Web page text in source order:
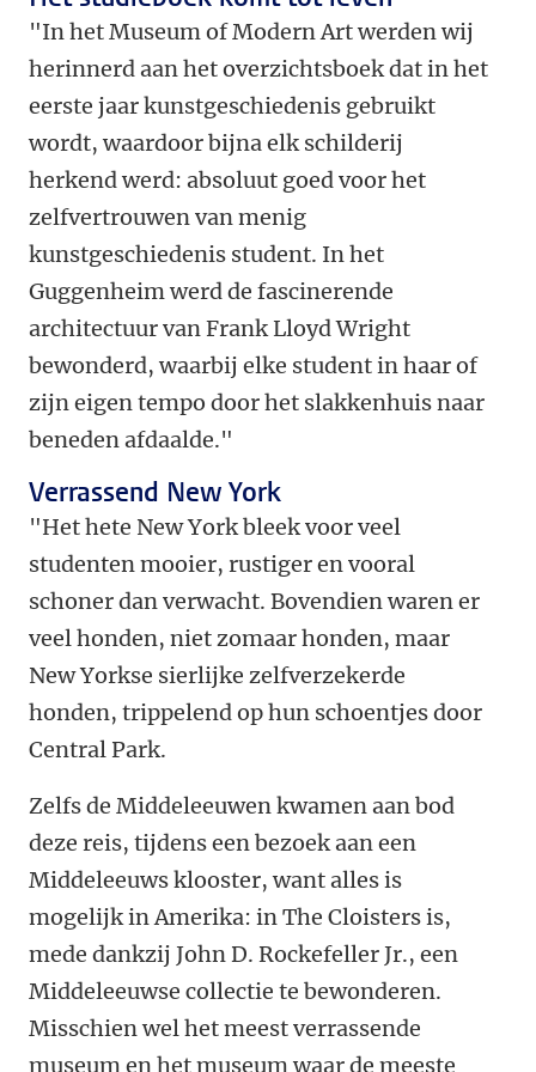
"In het Museum of Modern Art werden wij
herinnerd aan het overzichtsboek dat in het
eerste jaar kunstgeschiedenis gebruikt
wordt, waardoor bijna elk schilderij
herkend werd: absoluut goed voor het
zelfvertrouwen van menig
kunstgeschiedenis student. In het
Guggenheim werd de fascinerende
architectuur van Frank Lloyd Wright
bewonderd, waarbij elke student in haar of
zijn eigen tempo door het slakkenhuis naar
beneden afdaalde."
Verrassend New York
"Het hete New York bleek voor veel
studenten mooier, rustiger en vooral
schoner dan verwacht. Bovendien waren er
veel honden, niet zomaar honden, maar
New Yorkse sierlijke zelfverzekerde
honden, trippelend op hun schoentjes door
Central Park.
Zelfs de Middeleeuwen kwamen aan bod
deze reis, tijdens een bezoek aan een
Middeleeuws klooster, want alles is
mogelijk in Amerika: in The Cloisters is,
mede dankzij John D. Rockefeller Jr., een
Middeleeuwse collectie te bewonderen.
Misschien wel het meest verrassende
museum en het museum waar de meeste